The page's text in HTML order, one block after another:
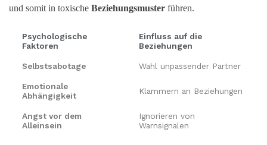
und somit in toxische Beziehungsmuster führen.
Psychologische
Faktoren
Einfluss auf die
Beziehungen
Selbstsabotage Wahl unpassender Partner
Emotionale
Abhängigkeit
Klammern an Beziehungen
Angst vor dem
Alleinsein
Ignorieren von
Warnsignalen